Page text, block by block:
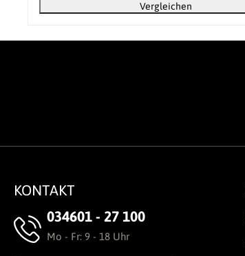
Vergleichen
KONTAKT
034601 - 27 100
Mo - Fr: 9 - 18 Uhr